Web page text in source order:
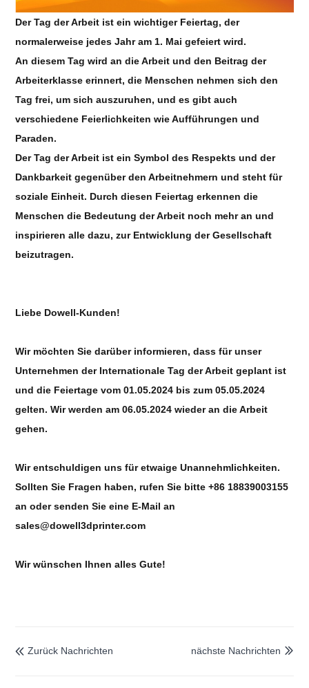
Der Tag der Arbeit ist ein wichtiger Feiertag, der
normalerweise jedes Jahr am 1. Mai gefeiert wird.
An diesem Tag wird an die Arbeit und den Beitrag der
Arbeiterklasse erinnert, die Menschen nehmen sich den
Tag frei, um sich auszuruhen, und es gibt auch
verschiedene Feierlichkeiten wie Aufführungen und
Paraden.
Der Tag der Arbeit ist ein Symbol des Respekts und der
Dankbarkeit gegenüber den Arbeitnehmern und steht für
soziale Einheit. Durch diesen Feiertag erkennen die
Menschen die Bedeutung der Arbeit noch mehr an und
inspirieren alle dazu, zur Entwicklung der Gesellschaft
beizutragen.
Liebe Dowell-Kunden!
Wir möchten Sie darüber informieren, dass für unser
Unternehmen der Internationale Tag der Arbeit geplant ist
und die Feiertage vom 01.05.2024 bis zum 05.05.2024
gelten. Wir werden am 06.05.2024 wieder an die Arbeit
gehen.
Wir entschuldigen uns für etwaige Unannehmlichkeiten.
Sollten Sie Fragen haben, rufen Sie bitte +86 18839003155
an oder senden Sie eine E-Mail an
sales@dowell3dprinter.com
Wir wünschen Ihnen alles Gute!
 Zurück Nachrichten 
nächste Nachrichten